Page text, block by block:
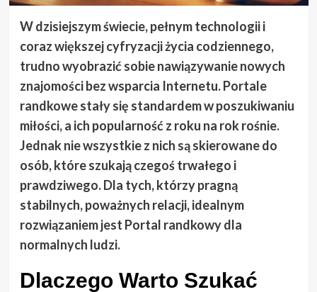
W dzisiejszym świecie, pełnym technologii i
coraz większej cyfryzacji życia codziennego,
trudno wyobrazić sobie nawiązywanie nowych
znajomości bez wsparcia Internetu. Portale
randkowe stały się standardem w poszukiwaniu
miłości, a ich popularność z roku na rok rośnie.
Jednak nie wszystkie z nich są skierowane do
osób, które szukają czegoś trwałego i
prawdziwego. Dla tych, którzy pragną
stabilnych, poważnych relacji, idealnym
rozwiązaniem jest Portal randkowy dla
normalnych ludzi.
Dlaczego Warto Szukać